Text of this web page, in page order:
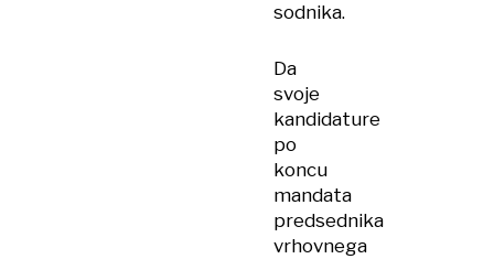
sodnika.
Da
svoje
kandidature
po
koncu
mandata
predsednika
vrhovnega